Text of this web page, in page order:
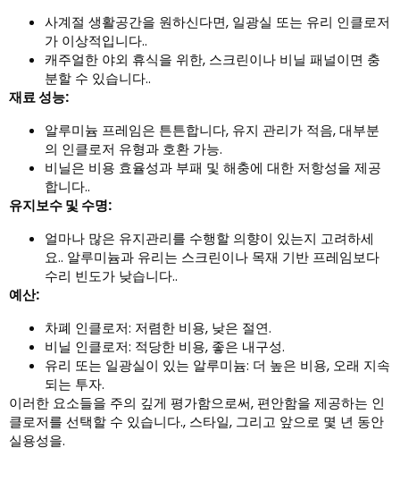
사계절 생활공간을 원하신다면, 일광실 또는 유리 인클로저
가 이상적입니다..
캐주얼한 야외 휴식을 위한, 스크린이나 비닐 패널이면 충
분할 수 있습니다..
재료 성능:
알루미늄 프레임은 튼튼합니다, 유지 관리가 적음, 대부분
의 인클로저 유형과 호환 가능.
비닐은 비용 효율성과 부패 및 해충에 대한 저항성을 제공
합니다..
유지보수 및 수명:
얼마나 많은 유지관리를 수행할 의향이 있는지 고려하세
요.. 알루미늄과 유리는 스크린이나 목재 기반 프레임보다
수리 빈도가 낮습니다..
예산:
차폐 인클로저: 저렴한 비용, 낮은 절연.
비닐 인클로저: 적당한 비용, 좋은 내구성.
유리 또는 일광실이 있는 알루미늄: 더 높은 비용, 오래 지속
되는 투자.
이러한 요소들을 주의 깊게 평가함으로써, 편안함을 제공하는 인
클로저를 선택할 수 있습니다., 스타일, 그리고 앞으로 몇 년 동안
실용성을.